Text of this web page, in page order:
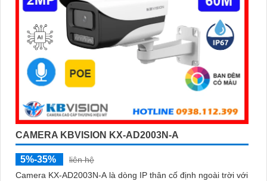
CAMERA KBVISION KX-AD2003N-A
5%-35%
liên hệ
Camera KX-AD2003N-A là dòng IP thân cố định ngoài trời với